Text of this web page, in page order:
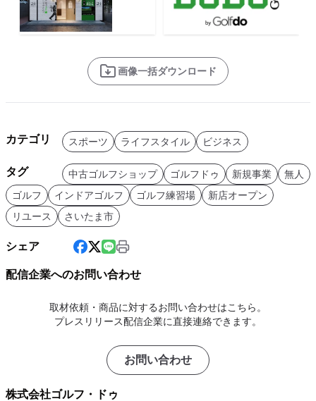
画像一括ダウンロード
カテゴリ スポーツ ライフスタイル ビジネス
タグ 中古ゴルフショップ ゴルフドゥ 新規事業
無人
ゴルフ
インドアゴルフ ゴルフ練習場
新店オープン
リユース
さいたま市
シェア
配信企業へのお問い合わせ
取材依頼・商品に対するお問い合わせはこちら。
プレスリリース配信企業に直接連絡できます。
お問い合わせ
株式会社ゴルフ・ドゥ